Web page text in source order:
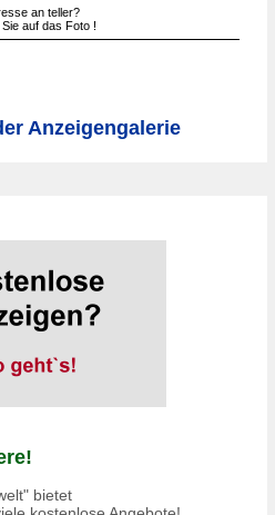
an teller?
auf das Foto !
Anzeigengalerie
bietet